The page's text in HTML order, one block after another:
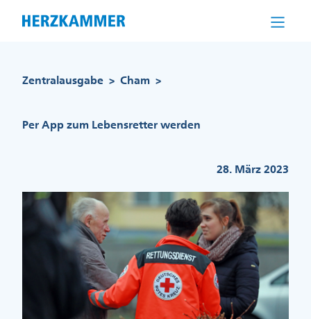
Zentralausgabe > Cham >
Per App zum Lebensretter werden
28. März 2023